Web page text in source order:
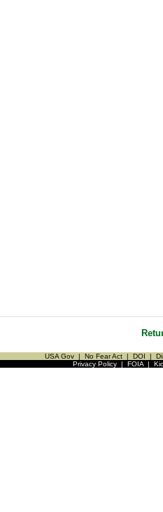
USA Gov | No Fear Act | DOI |
Privacy Policy| FOIA|